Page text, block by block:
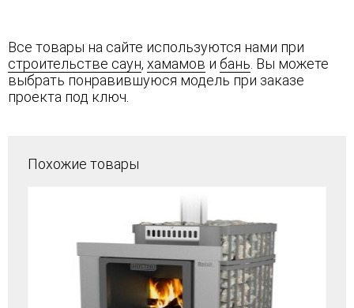
Все товары на сайте используются нами при
строительстве саун, хамамов и бань . Вы можете
выбрать понравившуюся модель при заказе
проекта под ключ.
Похожие товары